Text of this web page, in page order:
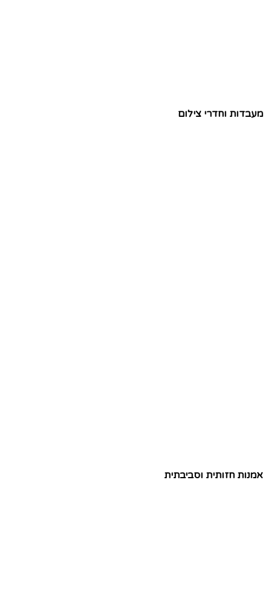
מעבדות וחדרי צילום
אמנות חזותית וסביבתית